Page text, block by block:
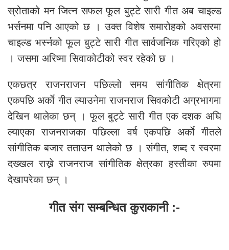
स्रोताको मन जित्न सफल फूल बुट्टे सारी गीत अब चाइल्ड
भर्सनमा पनि आएको छ । उक्त विशेष समारोहको अवसरमा
चाइल्ड भर्स्नको फूल बुट्टे सारी गीत सार्वजनिक गरिएको हो
। जसमा अरिष्मा सिवाकोटीको स्वर रहेको छ ।
एकछत्र राजनराजन पछिल्लो समय सांगीतिक क्षेत्रमा
एकपछि अर्काे गीत ल्याउनेमा राजनराज सिवकोटी अग्रभागमा
देखिन थालेका छन् । फूल बुट्टे सारी गीत एक दशक अघि
ल्याएका राजनराजका पछिल्ला वर्ष एकपछि अर्काे गीतले
सांगीतिक बजार तताउन थालेको छ । संगीत, शब्द र स्वरमा
दख्खल राख्ने राजनराज सांगीतिक क्षेत्रका हस्तीका रुपमा
देखापरेका छन् ।
गीत संग सम्बन्धित कुराकानी :-